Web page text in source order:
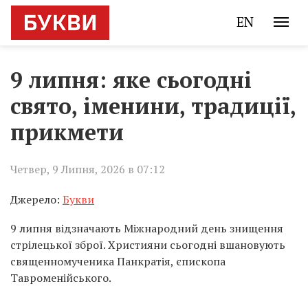
EN
9 липня: яке сьогодні
свято, іменини, традиції,
прикмети
Четвер, 9 Липня, 2026 в 07:12
Джерело: Букви
9 липня відзначають Міжнародний день знищення
стрілецької зброї. Християни сьогодні вшановують
священномученика Панкратія, єпископа
Тавроменійського.